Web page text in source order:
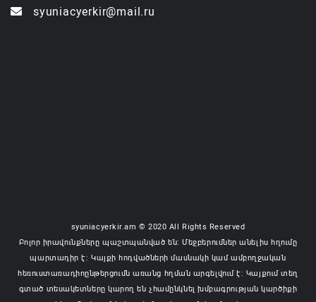
syuniacyerkir@mail.ru
syuniacyerkir.am © 2020 All Rights Reserved
Բոլոր իրավունքները պաշտպանված են: Մեջբերումներ անելիս հղումը
պարտադիր է: Կայքի հոդվածների մասնակի կամ ամբողջական
հեռուստառադիոընթերցումն առանց հղման արգելվում է: Կայքում տեղ
գտած տեսակետները կարող են չհամընկնել խմբագրության կարծիքի